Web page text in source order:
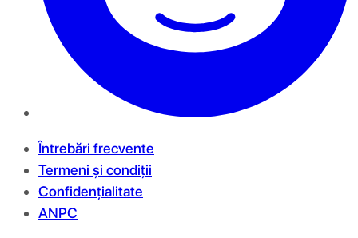
Întrebări frecvente
Termeni și condiții
Confidențialitate
ANPC